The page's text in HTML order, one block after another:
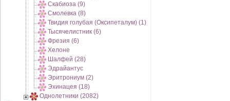
Скабиоза (9)
Смолевка (8)
Твидия голубая (Оксипеталум) (1)
Тысячелистник (6)
Фрезия (6)
Хелоне
Шалфей (28)
Эдрайантус
Эритрониум (2)
Эхинацея (18)
Однолетники (2082)